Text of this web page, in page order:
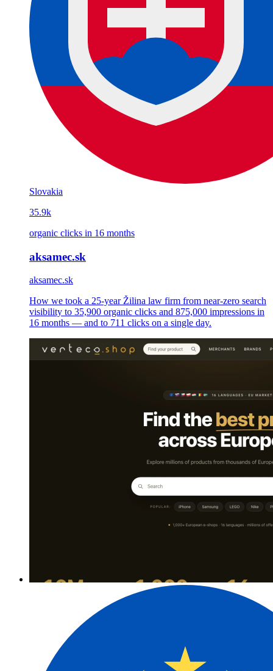
Slovakia
35.9k
organic clicks in 16 months
aksamec.sk
aksamec.sk
How we took a 25-year Žilina law firm from near-zero search
visibility to 35,900 organic clicks and 875,000 impressions in
16 months — and to 711 clicks on a single day.